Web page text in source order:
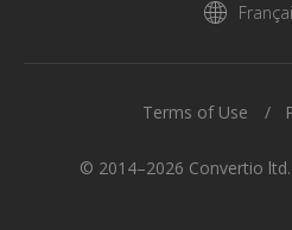
© 2014–2026 Convertio
Terms of Use